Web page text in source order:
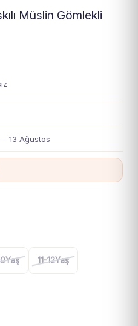
Müslin Gömlekli
- 13 Ağustos
11-12Yaş